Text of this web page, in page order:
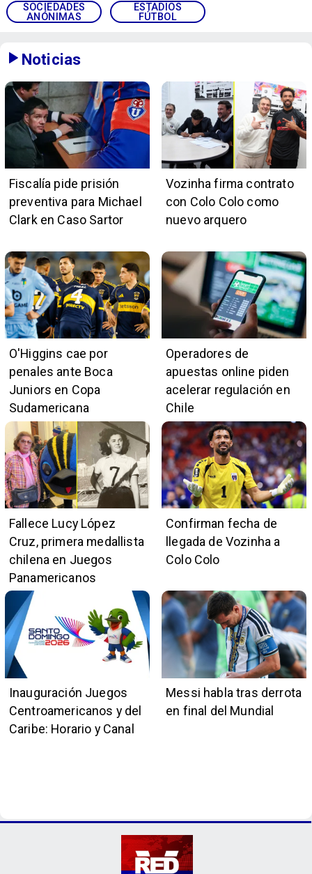
SOCIEDADES
ANÓNIMAS
ESTADIOS
FÚTBOL
Noticias
Fiscalía pide prisión
preventiva para Michael
Clark en Caso Sartor
Vozinha firma contrato
con Colo Colo como
nuevo arquero
O'Higgins cae por
penales ante Boca
Juniors en Copa
Sudamericana
Operadores de
apuestas online piden
acelerar regulación en
Chile
Fallece Lucy López
Cruz, primera medallista
chilena en Juegos
Panamericanos
Confirman fecha de
llegada de Vozinha a
Colo Colo
Inauguración Juegos
Centroamericanos y del
Caribe: Horario y Canal
Messi habla tras derrota
en final del Mundial